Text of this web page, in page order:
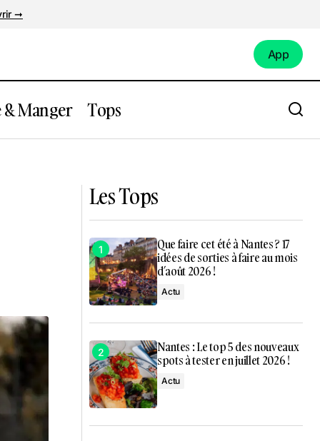
➞
App
Manger Tops
Les Tops
Que faire cet été à Nantes ? 17
idées de sorties à faire au mois
d’août 2026 !
Actu
Nantes : Le top 5 des nouveaux
spots à tester en juillet 2026 !
Actu